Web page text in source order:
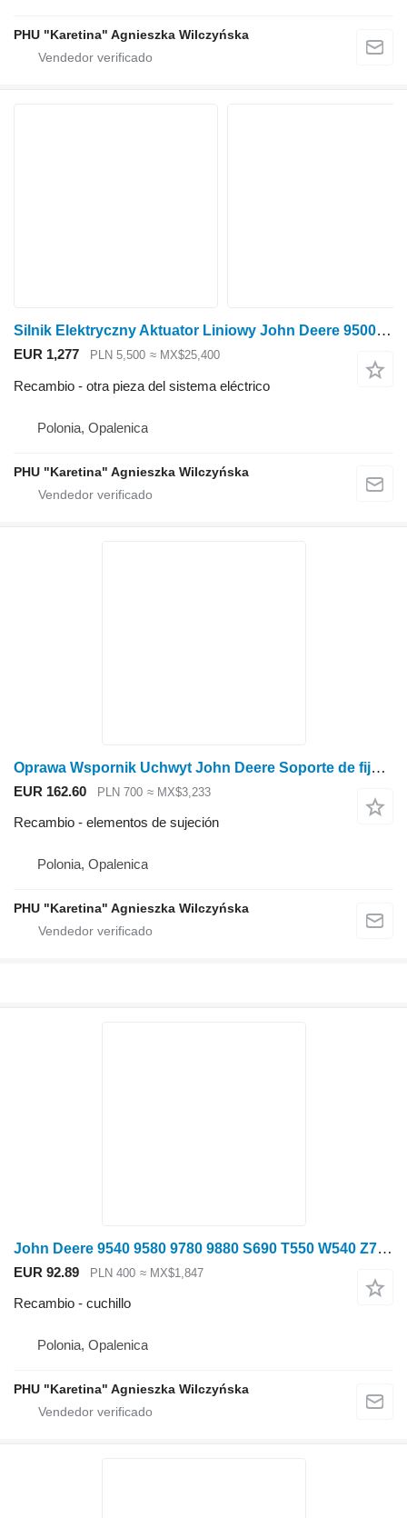
PHU "Karetina" Agnieszka Wilczyńska
Silnik Elektryczny Aktuator Liniowy John Deere 9500 9600 CTS 9780 W540 T550 Actuador lineal de motor eléctrico para John Deere 9500 9600 CTS 9780 W540 T550 cosechadora de cereales
EUR 1,277 PLN 5,500 ≈ MX$25,400
Recambio - otra pieza del sistema eléctrico
Polonia, Opalenica
PHU "Karetina" Agnieszka Wilczyńska
Oprawa Wspornik Uchwyt John Deere Soporte de fijación T550 T560 W540 W550 9540 9560 9580 AZ5653 para John Deere T550 T560 W540 W550 9540 9560 9580 cosechadora de cereales
EUR 162.60 PLN 700 ≈ MX$3,233
Recambio - elementos de sujeción
Polonia, Opalenica
PHU "Karetina" Agnieszka Wilczyńska
John Deere 9540 9580 9780 9880 S690 T550 W540 Z758 Cuchillo dentado para cosecha de forraje para John Deere 9540 9580 9780 9880 S690 T550 W540 cosechadora de cereales
EUR 92.89 PLN 400 ≈ MX$1,847
Recambio - cuchillo
Polonia, Opalenica
PHU "Karetina" Agnieszka Wilczyńska